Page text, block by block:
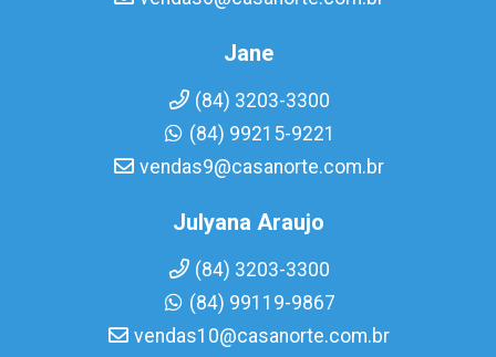
Jane
(84) 3203-3300
(84) 99215-9221
vendas9@casanorte.com.br
Julyana Araujo
(84) 3203-3300
(84) 99119-9867
vendas10@casanorte.com.br